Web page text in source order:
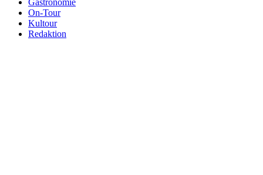
On-Tour
Kultour
Redaktion